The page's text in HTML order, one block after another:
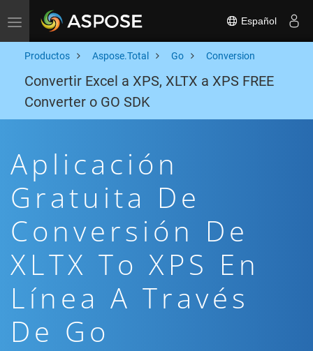
Toggle navigation Español
Productos Aspose.Total Go Conversion
Convertir Excel a XPS, XLTX a XPS FREE
Converter o GO SDK
Aplicación
Gratuita De
Conversión De
XLTX To XPS En
Línea A Través
De Go